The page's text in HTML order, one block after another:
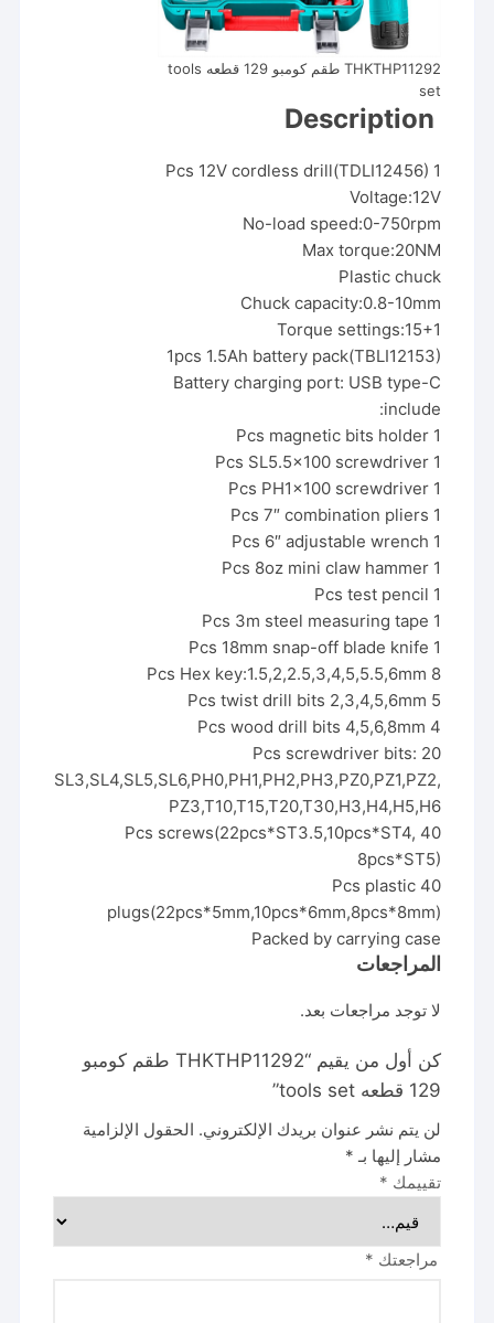
THKTHP11292 طقم كومبو 129 قطعه tools
set
1 Pcs 12V cordless drill(TDLI12456)
Voltage:12V
No-load speed:0-750rpm
Max torque:20NM
Plastic chuck
Chuck capacity:0.8-10mm
Torque settings:15+1
1pcs 1.5Ah battery pack(TBLI12153)
Battery charging port: USB type-C
include:
1 Pcs magnetic bits holder
1 Pcs SL5.5×100 screwdriver
1 Pcs PH1x100 screwdriver
1 Pcs 7″ combination pliers
1 Pcs 6″ adjustable wrench
1 Pcs 8oz mini claw hammer
1 Pcs test pencil
1 Pcs 3m steel measuring tape
1 Pcs 18mm snap-off blade knife
8 Pcs Hex key:1.5,2,2.5,3,4,5,5.5,6mm
5 Pcs twist drill bits 2,3,4,5,6mm
4 Pcs wood drill bits 4,5,6,8mm
20 Pcs screwdriver bits:
SL3,SL4,SL5,SL6,PH0,PH1,PH2,PH3,PZ0,PZ1,PZ2,
PZ3,T10,T15,T20,T30,H3,H4,H5,H6
40 Pcs screws(22pcs*ST3.5,10pcs*ST4,
8pcs*ST5)
40 Pcs plastic
plugs(22pcs*5mm,10pcs*6mm,8pcs*8mm)
Packed by carrying case
المراجعات
لا توجد مراجعات بعد.
كن أول من يقيم “THKTHP11292 طقم كومبو
129 قطعه tools set”
لن يتم نشر عنوان بريدك الإلكتروني. الحقول الإلزامية
مشار إليها بـ *
تقييمك *
مراجعتك *